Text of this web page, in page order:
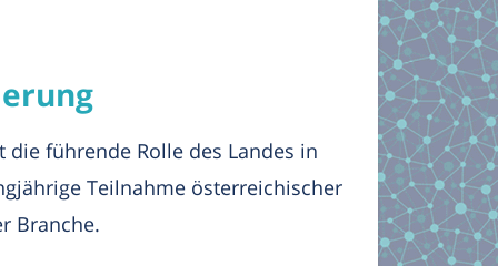
führende Rolle des Landes in
Teilnahme österreichischer
Branche.